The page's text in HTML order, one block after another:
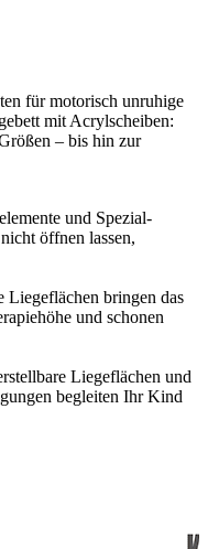
für motorisch unruhige
mit Acrylscheiben:
– bis hin zur
und Spezial-
öffnen lassen,
Liegeflächen bringen das
und schonen
Liegeflächen und
begleiten Ihr Kind